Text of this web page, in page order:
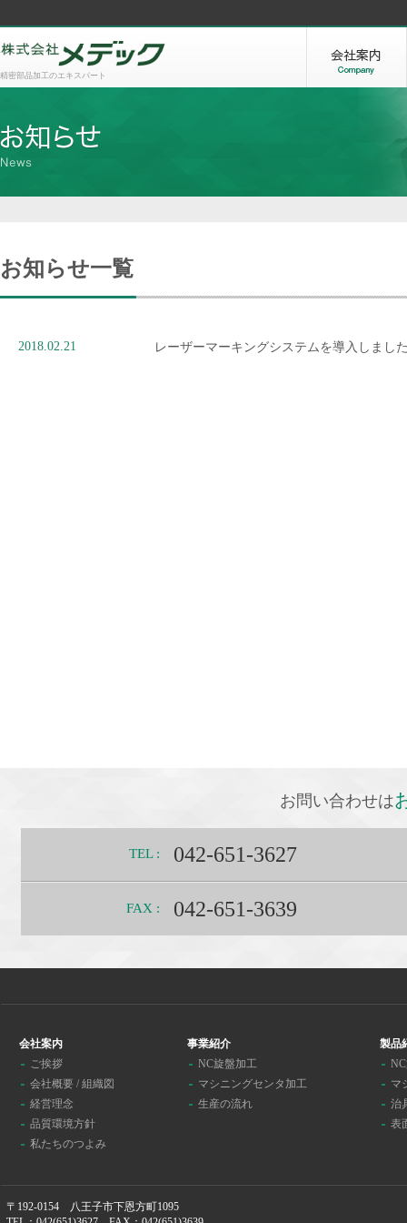
精密部品加工のエキスパート
お知らせ一覧
2018.02.21 レーザーマーキングシステムを導入しまし
お問い合わせは
TEL : 042-651-3627
FAX : 042-651-3639
会社案内
ご挨拶
会社概要 / 組織図
経営理念
品質環境方針
私たちのつよみ
事業紹介
NC旋盤加工
マシニングセンタ加工
生産の流れ
製品
マ
治
表
〒192-0154 八王子市下恩方町1095